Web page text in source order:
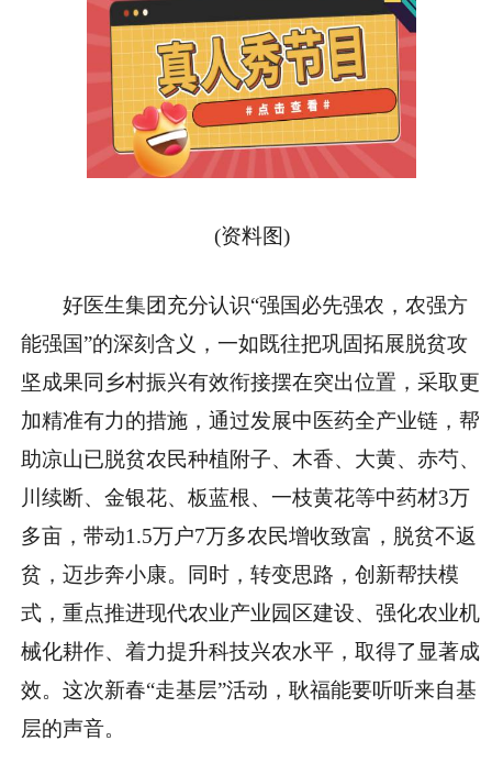
(资料图)
好医生集团充分认识“强国必先强农，农强方
能强国”的深刻含义，一如既往把巩固拓展脱贫攻
坚成果同乡村振兴有效衔接摆在突出位置，采取更
加精准有力的措施，通过发展中医药全产业链，帮
助凉山已脱贫农民种植附子、木香、大黄、赤芍、
川续断、金银花、板蓝根、一枝黄花等中药材3万
多亩，带动1.5万户7万多农民增收致富，脱贫不返
贫，迈步奔小康。同时，转变思路，创新帮扶模
式，重点推进现代农业产业园区建设、强化农业机
械化耕作、着力提升科技兴农水平，取得了显著成
效。这次新春“走基层”活动，耿福能要听听来自基
层的声音。